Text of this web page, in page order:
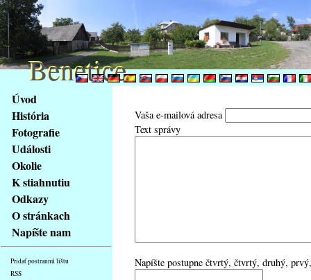
obsah
stránky
Klávesové
zkratky
tomto
webu
základní
Hlavní
strana
Úvod
História
Fotografie
Události
Okolie
K stiahnutiu
Odkazy
O stránkach
Napíšte nam
Pridať postrannú lištu
RSS
Vaša e-mailová adresa
Text správy
Napíšte postupne čtvrtý, čtvrtý, druhý,
Benetice
Benetice